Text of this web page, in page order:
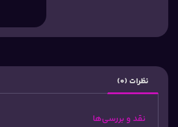
نظرات (0)
نقد و بررسی‌ها